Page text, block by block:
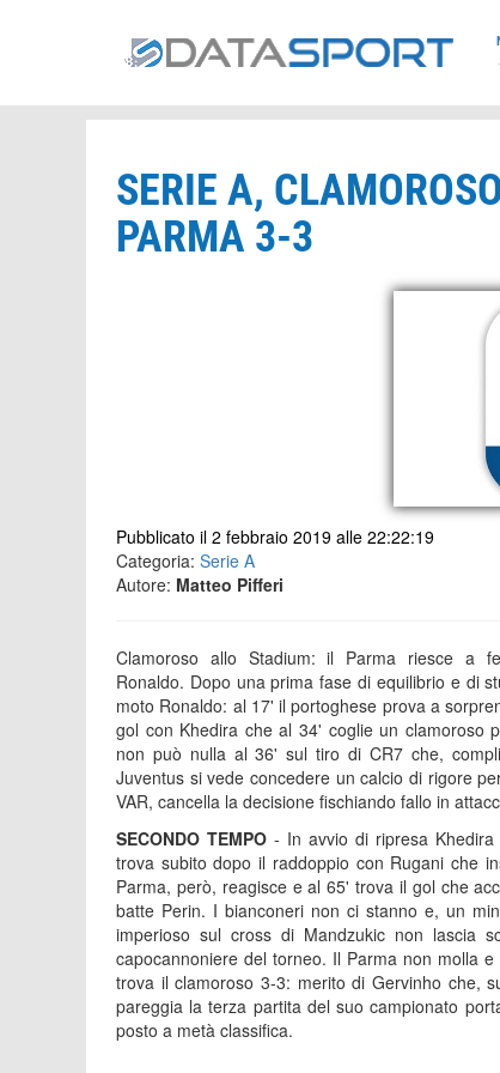
SERIE A,
PARMA 3-3
Pubblicato il 2 febbraio 2019 alle 22:22:19
Categoria: Serie A
Autore: Matteo Pifferi
Clamoroso allo Stadium: il Parma riesce a
Ronaldo. Dopo una prima fase di equilibrio e di
moto Ronaldo: al 17' il portoghese prova a
gol con Khedira che al 34' coglie un clamoroso
non può nulla al 36' sul tiro di CR7 che,
Juventus si vede concedere un calcio di rigore
VAR, cancella la decisione fischiando fallo in
SECONDO TEMPO- In avvio di ripresa Khedira
trova subito dopo il raddoppio con Rugani che
Parma, però, reagisce e al 65' trova il gol che
batte Perin. I bianconeri non ci stanno e, un
imperioso sul cross di Mandzukic non lascia
capocannoniere del torneo. Il Parma non molla
trova il clamoroso 3-3: merito di Gervinho che,
pareggia la terza partita del suo campionato
posto a metà classifica.